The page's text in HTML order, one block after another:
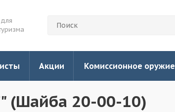
Акции Комиссионное оружие
(Шайба 20-00-10)